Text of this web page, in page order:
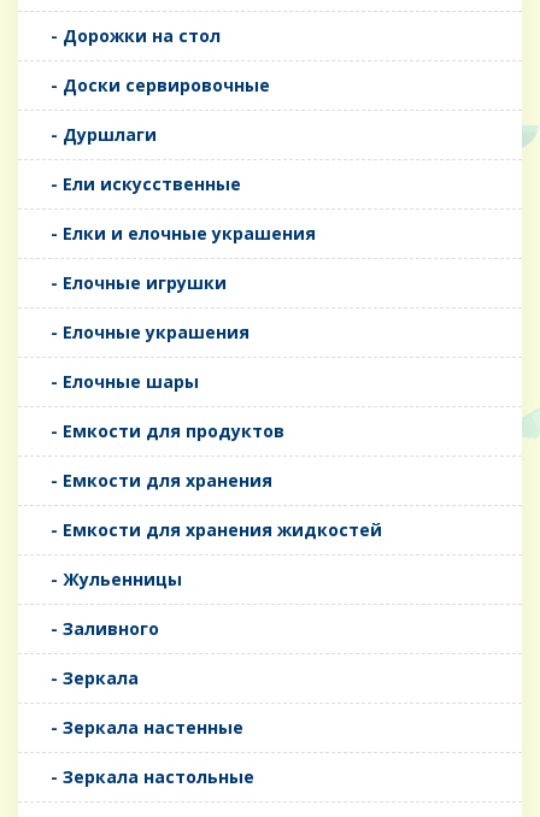
- Дорожки на стол
- Доски сервировочные
- Дуршлаги
- Ели искусственные
- Елки и елочные украшения
- Елочные игрушки
- Елочные украшения
- Елочные шары
- Емкости для продуктов
- Емкости для хранения
- Емкости для хранения жидкостей
- Жульенницы
- Заливного
- Зеркала
- Зеркала настенные
- Зеркала настольные